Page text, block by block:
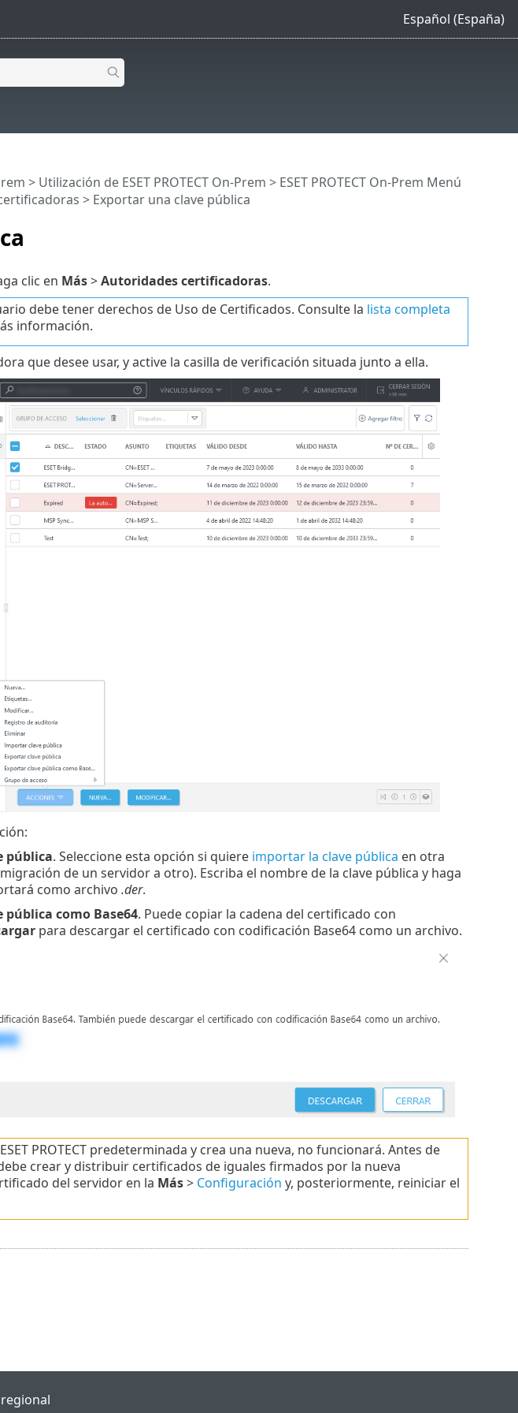
Español (España)
> Utilización de ESET PROTECT On-Prem > ESET PROTECT On-Prem Menú
> Exportar una clave pública
clic en Más>Autoridades certificadoras.
debe tener derechos de Uso de Certificados. Consulte la lista completa
información.
que desee usar, y active la casilla de verificación situada junto a ella.
pública. Seleccione esta opción si quiere importar la clave pública en otra
de un servidor a otro). Escriba el nombre de la clave pública y haga
como archivo .der.
pública como Base64. Puede copiar la cadena del certificado con
para descargar el certificado con codificación Base64 como un archivo.
PROTECT predeterminada y crea una nueva, no funcionará. Antes de
crear y distribuir certificados de iguales firmados por la nueva
del servidor en la Más> Configuración y, posteriormente, reiniciar el